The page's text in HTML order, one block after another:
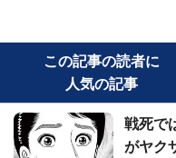
この記事の読者に
人気の記事
戦死で
がヤク